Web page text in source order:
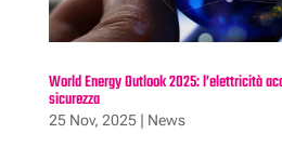
World Energy Outlook 2025: l’elettricità
sicurezza
25 Nov, 2025| News